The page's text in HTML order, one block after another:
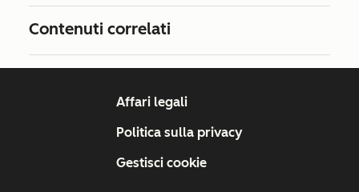
Contenuti correlati
Affari legali
Politica sulla privacy
Gestisci cookie